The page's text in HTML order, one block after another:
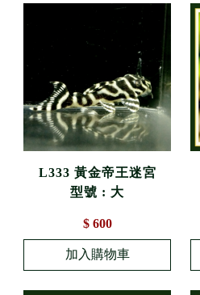
L333 黃金帝王迷宮
型號 : 大
$ 600